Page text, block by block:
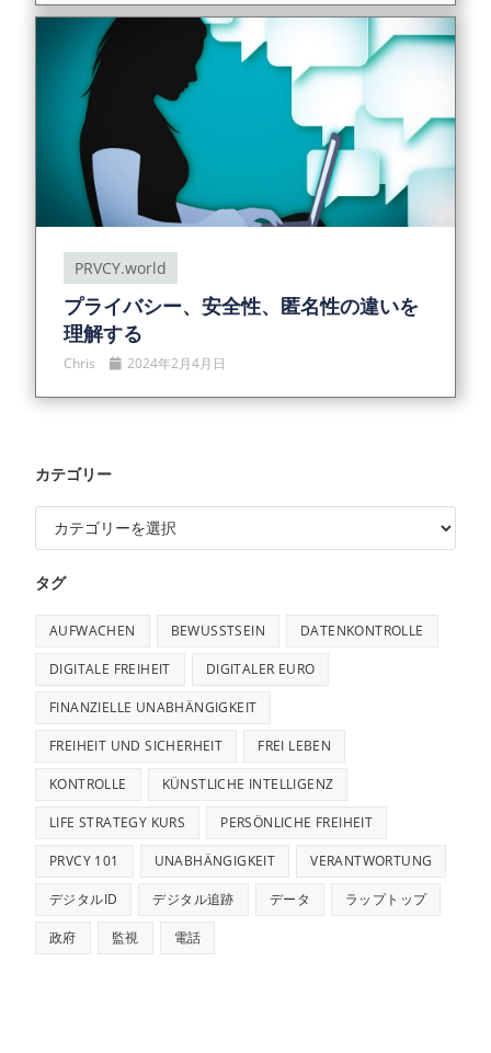
PRVCY.world
プライバシー、安全性、匿名性の違いを
理解する
Chris 2024年2月4月日
カテゴリー
タグ
AUFWACHEN BEWUSSTSEIN DATENKONTROLLE
DIGITALE FREIHEIT DIGITALER EURO
FINANZIELLE UNABHÄNGIGKEIT
FREIHEIT UND SICHERHEIT FREI LEBEN
KONTROLLE KÜNSTLICHE INTELLIGENZ
LIFE STRATEGY KURS PERSÖNLICHE FREIHEIT
PRVCY 101 UNABHÄNGIGKEIT VERANTWORTUNG
デジタルID デジタル追跡 データ ラップトップ
政府 監視 電話